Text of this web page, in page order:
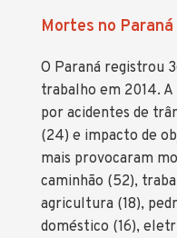
Mortes no Paraná
O Paraná registrou
trabalho em 2014.
por acidentes de
(24) e impacto de
mais provocaram
caminhão (52),
agricultura (18),
doméstico (16),